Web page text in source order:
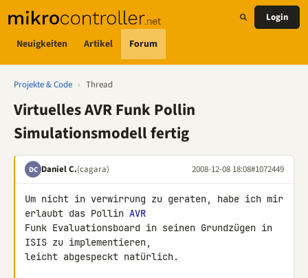
Neuigkeiten Artikel Forum
Login
Projekte & Code › Thread
Virtuelles AVR Funk Pollin
Simulationsmodell fertig
DC Daniel C.(cagara) 2008-12-08 18:08#1072449
Um nicht in verwirrung zu geraten, habe ich mir
erlaubt das Pollin AVR
Funk Evaluationsboard in seinen Grundzügen in
ISIS zu implementieren,
leicht abgespeckt natürlich.